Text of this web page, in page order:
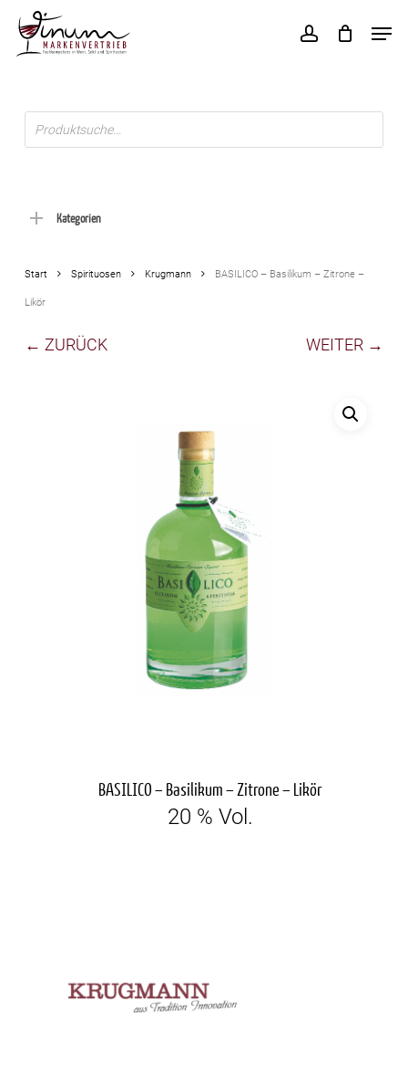
account
Products
search
Kategorien
Start Spirituosen Krugmann BASILICO – Basilikum – Zitrone –
Likör
← ZURÜCK WEITER →
BASILICO – Basilikum – Zitrone – Likör
20 % Vol.